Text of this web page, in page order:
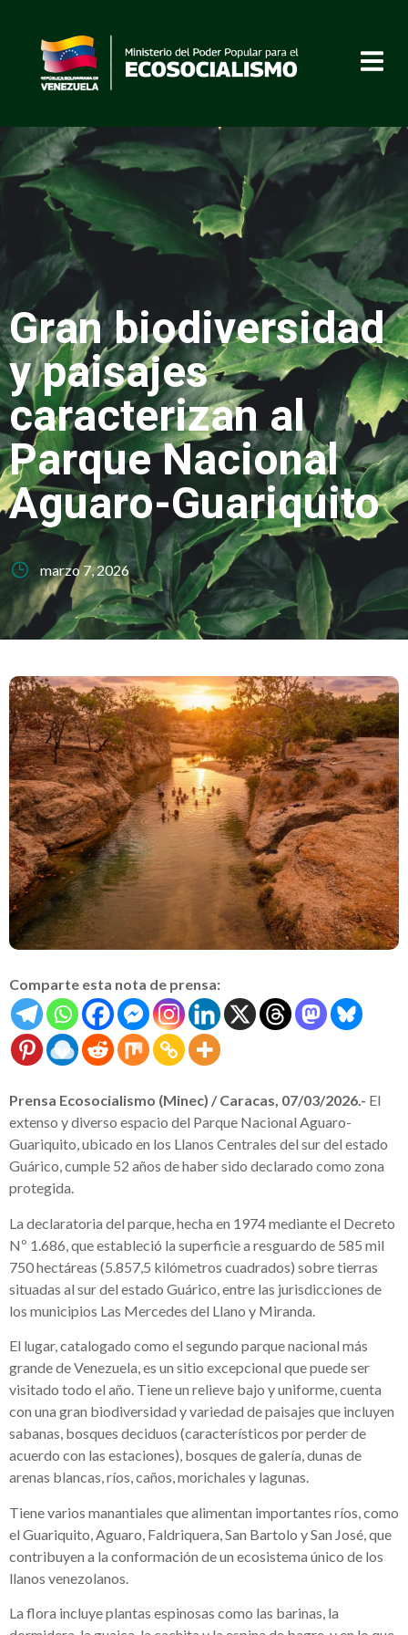
Gran biodiversidad
y paisajes
caracterizan al
Parque Nacional
Aguaro-Guariquito
marzo 7, 2026
Comparte esta nota de prensa:
Prensa Ecosocialismo (Minec) / Caracas, 07/03/2026.- El
extenso y diverso espacio del Parque Nacional Aguaro-
Guariquito, ubicado en los Llanos Centrales del sur del estado
Guárico, cumple 52 años de haber sido declarado como zona
protegida.
La declaratoria del parque, hecha en 1974 mediante el Decreto
Nº 1.686, que estableció la superficie a resguardo de 585 mil
750 hectáreas (5.857,5 kilómetros cuadrados) sobre tierras
situadas al sur del estado Guárico, entre las jurisdicciones de
los municipios Las Mercedes del Llano y Miranda.
El lugar, catalogado como el segundo parque nacional más
grande de Venezuela, es un sitio excepcional que puede ser
visitado todo el año. Tiene un relieve bajo y uniforme, cuenta
con una gran biodiversidad y variedad de paisajes que incluyen
sabanas, bosques deciduos (característicos por perder de
acuerdo con las estaciones), bosques de galería, dunas de
arenas blancas, ríos, caños, morichales y lagunas.
Tiene varios manantiales que alimentan importantes ríos, como
el Guariquito, Aguaro, Faldriquera, San Bartolo y San José, que
contribuyen a la conformación de un ecosistema único de los
llanos venezolanos.
La flora incluye plantas espinosas como las barinas, la